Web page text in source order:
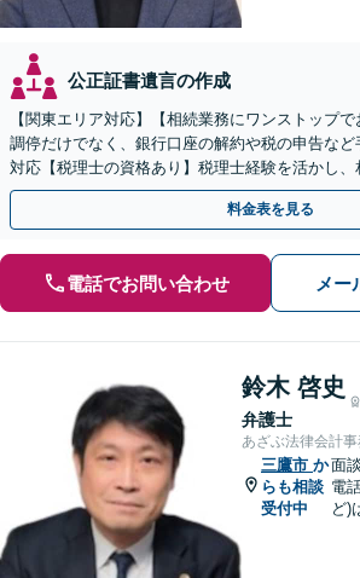
公正証書遺言の作成
【関東エリア対応】【相続業務にワンストップ
調停だけでなく、銀行口座の解約や税の申告な
対応【税理士の資格あり】税理士経験を活かし
続手続きもお任せください【初回相談無料】生前
料金表を見る
電話でお問い合わせ メー
鈴木 啓史
弁護士
あざぶ法律会計
三鷹市 か
らも相談
受付中
面
電
ど)